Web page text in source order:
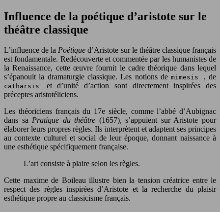
Influence de la poétique d’aristote sur le
théâtre classique
L’influence de laPoétiqued’Aristote sur le théâtre classique français
est fondamentale. Redécouverte et commentée par les humanistes de
la Renaissance, cette œuvre fournit le cadre théorique dans lequel
s’épanouit la dramaturgie classique. Les notions demimesis , de
catharsis et d’unité d’action sont directement inspirées des
préceptes aristotéliciens.
Les théoriciens français du 17e siècle, comme l’abbé d’Aubignac
dans saPratique du théâtre (1657), s’appuient sur Aristote pour
élaborer leurs propres règles. Ils interprètent et adaptent ses principes
au contexte culturel et social de leur époque, donnant naissance à
une esthétique spécifiquement française.
L’art consiste à plaire selon les règles.
Cette maxime de Boileau illustre bien la tension créatrice entre le
respect des règles inspirées d’Aristote et la recherche du plaisir
esthétique propre au classicisme français.